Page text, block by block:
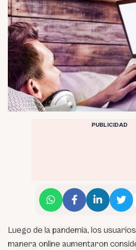
PUBLICIDAD
Luego de la pandemia, los
manera online aumentaron